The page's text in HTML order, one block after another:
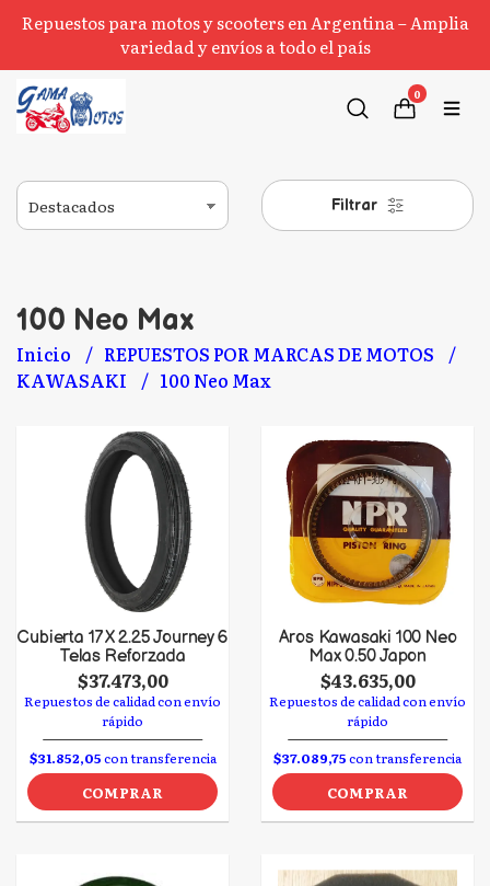
Repuestos para motos y scooters en Argentina – Amplia
variedad y envíos a todo el país
0
Filtrar
100 Neo Max
Inicio
REPUESTOS POR MARCAS DE MOTOS
KAWASAKI
100 Neo Max
Cubierta 17 X 2.25 Journey 6
Telas Reforzada
$37.473,00
Repuestos de calidad con envío
rápido
$31.852,05con transferencia
COMPRAR
Aros Kawasaki 100 Neo
Max 0.50 Japon
$43.635,00
Repuestos de calidad con envío
rápido
$37.089,75con transferencia
COMPRAR